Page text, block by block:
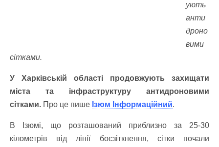
ують
анти
дроно
вими
сітками.
У Харківській області продовжують захищати
міста та інфраструктуру антидроновими
сітками. Про це пише Ізюм Інформаційний.
В Ізюмі, що розташований приблизно за 25-30
кілометрів від лінії боєзіткнення, сітки почали